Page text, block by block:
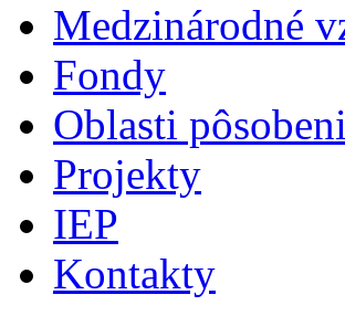
Medzinárodné
Fondy
Oblasti
Projekty
IEP
Kontakty